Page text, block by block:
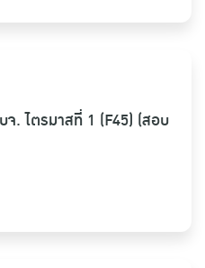
. ไตรมาสที่ 1 (F45) (สอบ